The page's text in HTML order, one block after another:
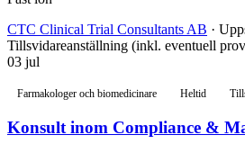
CTC Clinical Trial Consultants AB ·
Tillsvidareanställning (inkl. eventuell
03 jul
Farmakologer och biomedicinare Heltid
Konsult inom Compliance &